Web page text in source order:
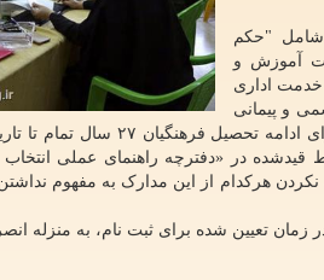
شامل "حکم
آموزش و
اداری
و پیمانی
قیدشده در «دفترچه راهنمای عملی
ارائه نکردن هرکدام از این مدارک به مفهوم
در زمان تعیین شده برای ثبت نام، به